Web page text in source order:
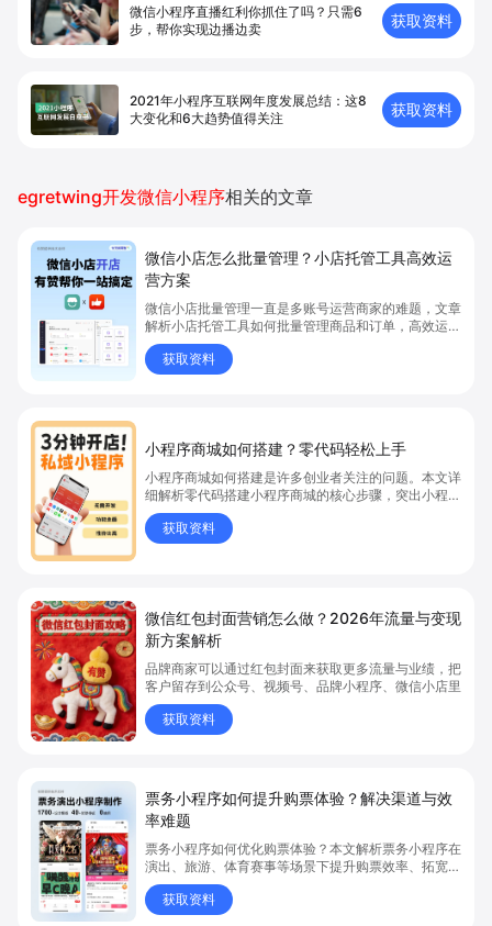
微信小程序直播红利你抓住了吗？只需6
步，帮你实现边播边卖
获取资料
2021年小程序互联网年度发展总结：这8
大变化和6大趋势值得关注
获取资料
egretwing开发微信小程序相关的文章
微信小店怎么批量管理？小店托管工具高效运
营方案
微信小店批量管理一直是多账号运营商家的难题，文章
解析小店托管工具如何批量管理商品和订单，高效运营
多账号微信小店。通过智能同步、AI运营托管和丰富营
销玩法，全面提升门店管理效率。点击了解微信小店批
量管理、高效托管的实用方案！
获取资料
小程序商城如何搭建？零代码轻松上手
小程序商城如何搭建是许多创业者关注的问题。本文详
细解析零代码搭建小程序商城的核心步骤，突出小程序
商城、商城搭建与零代码开店优势，帮助你轻松实现商
品上架、全渠道销售及高效会员运营，快速开启线上卖
货新模式。点击获取详细操作指南！
获取资料
微信红包封面营销怎么做？2026年流量与变现
新方案解析
品牌商家可以通过红包封面来获取更多流量与业绩，把
客户留存到公众号、视频号、品牌小程序、微信小店里
获取资料
票务小程序如何提升购票体验？解决渠道与效
率难题
票务小程序如何优化购票体验？本文解析票务小程序在
演出、旅游、体育赛事等场景下提升购票效率、拓宽销
售渠道、实现会员精准营销的具体方式。关键词包括
“票务小程序”、“购票体验”、“购票效率”。
获取资料